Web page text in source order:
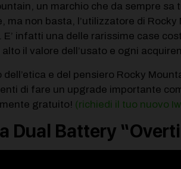
un marchio che da sempre
ma non basta, l’utilizzatore di
E’ infatti una delle rarissime case
il valore dell’usato e ogni
dell’etica e del pensiero Rocky
di fare un upgrade importante
gratuito! (richiedi il tuo nuovo
Dual Battery